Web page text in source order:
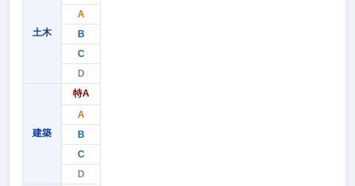
土木
A
B
C
D
建築
特A
A
B
C
D